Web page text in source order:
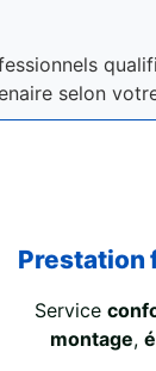
selon
Prestation
Service
montage,